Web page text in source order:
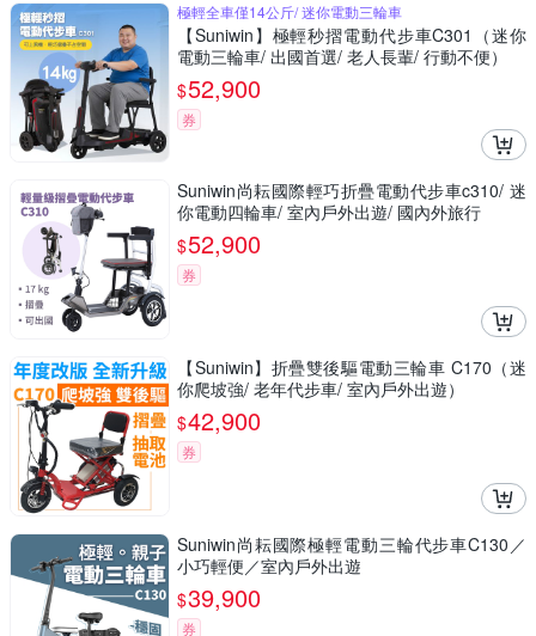
極輕全車僅14公斤/ 迷你電動三輪車
【Suniwin】極輕秒摺電動代步車C301（迷你
電動三輪車/ 出國首選/ 老人長輩/ 行動不便）
$52,900
券
Suniwin尚耘國際輕巧折疊電動代步車c310/ 迷
你電動四輪車/ 室內戶外出遊/ 國內外旅行
$52,900
券
【Suniwin】折疊雙後驅電動三輪車 C170（迷
你爬坡強/ 老年代步車/ 室內戶外出遊）
$42,900
券
Suniwin尚耘國際極輕電動三輪代步車C130／
小巧輕便／室內戶外出遊
$39,900
券